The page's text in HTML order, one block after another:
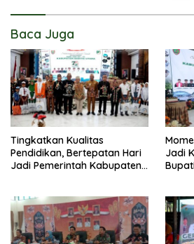
Baca Juga
Tingkatkan Kualitas
Pendidikan, Bertepatan Hari
Jadi Pemerintah Kabupaten
Jadi